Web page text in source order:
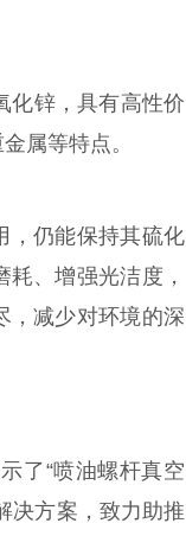
化锌，具有高性价
属等特点。
，仍能保持其硫化
、增强光洁度，
，减少对环境的深
了“喷油螺杆真空
决方案，致力助推